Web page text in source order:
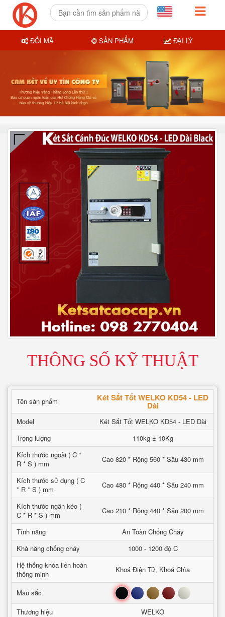
THÔNG SỐ KỸ THUẬT
Tên sản phẩm Két Sắt Tốt WELKO KD54 - LED
Dài
Model
Két Sắt Tốt WELKO KD54 - LED Dài
Trọng lượng
110kg ± 10Kg
Kích thước ngoài ( C *
R * S ) mm
Cao 820 * Rộng 560 * Sâu 430 mm
Kích thước sử dụng ( C
* R * S ) mm
Cao 480 * Rộng 440 * Sâu 240 mm
Kích thước ngăn kéo (
C * R * S ) mm
Cao 210 * Rộng 440 * Sâu 200 mm
Tính năng
An Toàn Chống Cháy
Khả năng chống cháy
1000 - 1200 độ C
Hệ thống khóa liên hoàn
thông minh
Khoá Điện Tử, Khoá Chìa
Mầu sắc Đen Xanh Nâu Đỏ Trắng
Thương hiệu
WELKO
ĐỔI MÃ SẢN PHẨM ĐẠI LÝ